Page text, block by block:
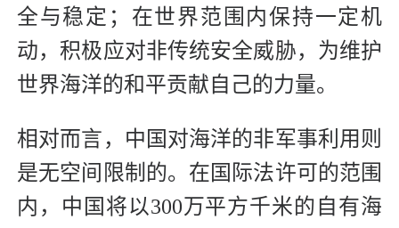
全与稳定；在世界范围内保持一定机
动，积极应对非传统安全威胁，为维护
世界海洋的和平贡献自己的力量。
相对而言，中国对海洋的非军事利用则
是无空间限制的。在国际法许可的范围
内，中国将以300万平方千米的自有海